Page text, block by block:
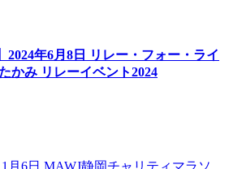
2024年6月8日 リレー・フォー・ライ
かみ リレーイベント2024